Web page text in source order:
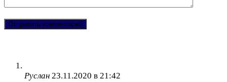
Руслан 23.11.2020 в 21:42